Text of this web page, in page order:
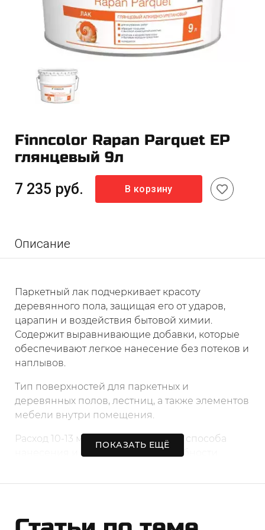
Finncolor Rapan Parquet EP
глянцевый 9л
7 235 руб. В корзину
Описание
Паркетный лак подчеркивает красоту
деревянного пола, защищая его от ударов,
царапин и воздействия бытовой химии.
Содержит выравнивающие добавки, которые
обеспечивают легкое нанесение без потеков и
наплывов.
Тип поверхностей для паркетных и
деревянных полов, лестниц, а также элементов
мебели внутри помещения.
Расход 10-13 м²/л в зависимости от способа
нанесения и впитывающей способности
часа, наносить следующий слой и ходить по
ПОКАЗАТЬ ЕЩЁ